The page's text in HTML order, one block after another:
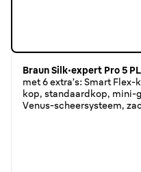
Braun Silk·expert Pro 5
met 6 extra’s: Smart
kop, standaardkop, mini-
Venus-scheersysteem,